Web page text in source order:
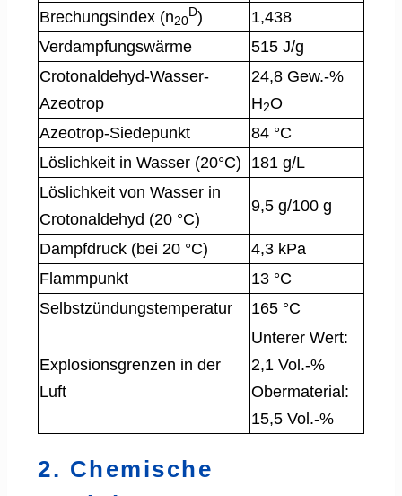
Brechungsindex (n20
D)
1,438
Verdampfungswärme
515 J/g
Crotonaldehyd-Wasser-
Azeotrop
24,8 Gew.-%
H2O
Azeotrop-Siedepunkt
84 °C
Löslichkeit in Wasser (20°C)
181 g/L
Löslichkeit von Wasser in
Crotonaldehyd (20 °C)
9,5 g/100 g
Dampfdruck (bei 20 °C)
4,3 kPa
Flammpunkt
13 °C
Selbstzündungstemperatur
165 °C
Explosionsgrenzen in der
Luft
Unterer Wert:
2,1 Vol.-%
Obermaterial:
15,5 Vol.-%
2. Chemische